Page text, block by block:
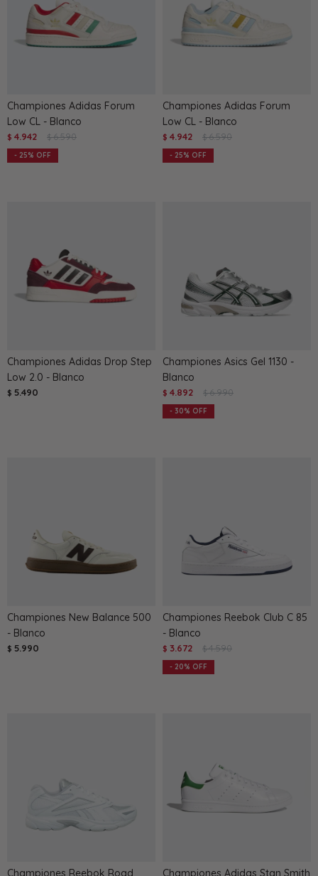
Championes Adidas Forum
Low CL - Blanco
$ 4.942 $ 6.590
25
Championes Adidas Forum
Low CL - Blanco
$ 4.942 $ 6.590
25
Championes Adidas Drop Step
Low 2.0 - Blanco
$ 5.490
Championes Asics Gel 1130 -
Blanco
$ 4.892 $ 6.990
30
Championes New Balance 500
- Blanco
$ 5.990
Championes Reebok Club C 85
- Blanco
$ 3.672 $ 4.590
20
Championes Reebok Road
Championes Adidas Stan Smith